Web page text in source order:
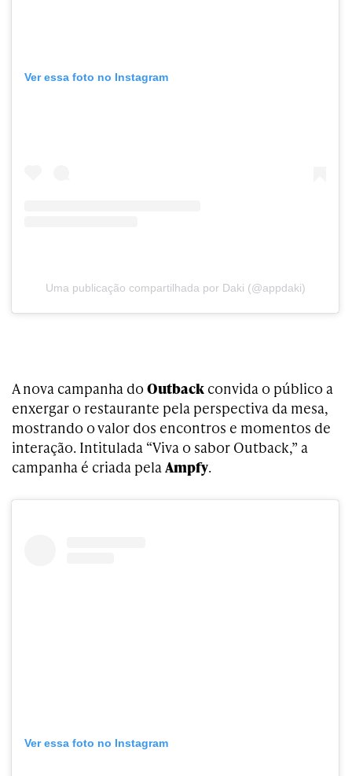
Ver essa foto no Instagram
Uma publicação compartilhada por Daki (@appdaki)
A nova campanha do Outback convida o público a
enxergar o restaurante pela perspectiva da mesa,
mostrando o valor dos encontros e momentos de
interação. Intitulada “Viva o sabor Outback,” a
campanha é criada pela Ampfy.
Ver essa foto no Instagram